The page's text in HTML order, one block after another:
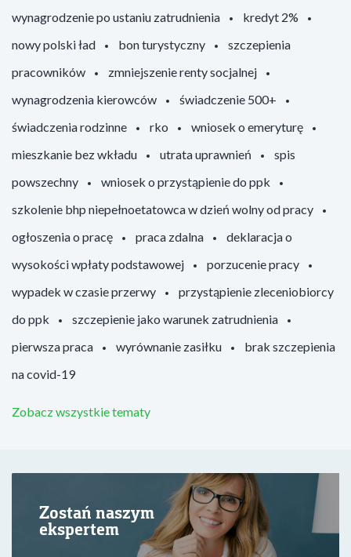
wynagrodzenie po ustaniu zatrudnienia
kredyt 2%
nowy polski ład
bon turystyczny
szczepienia
pracowników
zmniejszenie renty socjalnej
wynagrodzenia kierowców
świadczenie 500+
świadczenia rodzinne
rko
wniosek o emeryturę
mieszkanie bez wkładu
utrata uprawnień
spis
powszechny
wniosek o przystąpienie do ppk
szkolenie bhp niepełnoetatowca w dzień wolny od pracy
ogłoszenia o pracę
praca zdalna
deklaracja o
wysokości wpłaty podstawowej
porzucenie pracy
wypadek w czasie przerwy
przystąpienie zleceniobiorcy
do ppk
szczepienie jako warunek zatrudnienia
pierwsza praca
wyrównanie zasiłku
brak szczepienia
na covid-19
Zobacz wszystkie tematy
Zostań naszym
ekspertem